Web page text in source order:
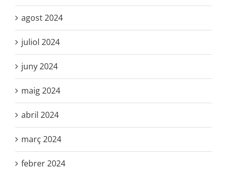
agost 2024
juliol 2024
juny 2024
maig 2024
abril 2024
març 2024
febrer 2024